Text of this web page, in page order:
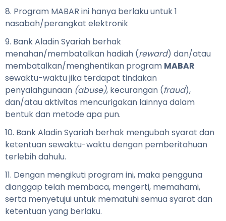
8. Program MABAR ini hanya berlaku untuk 1
nasabah/perangkat elektronik
9. Bank Aladin Syariah berhak
menahan/membatalkan hadiah (reward) dan/atau
membatalkan/menghentikan program MABAR
sewaktu-waktu jika terdapat tindakan
penyalahgunaan (abuse), kecurangan (fraud),
dan/atau aktivitas mencurigakan lainnya dalam
bentuk dan metode apa pun.
10. Bank Aladin Syariah berhak mengubah syarat dan
ketentuan sewaktu-waktu dengan pemberitahuan
terlebih dahulu.
11. Dengan mengikuti program ini, maka pengguna
dianggap telah membaca, mengerti, memahami,
serta menyetujui untuk mematuhisemua syarat dan
ketentuan yang berlaku.